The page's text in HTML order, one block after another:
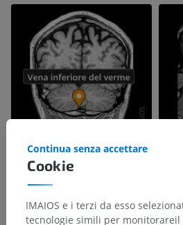
Cookie
Continua senza accettare
IMAIOS e i terzi da esso
tecnologie simili per monitorareil